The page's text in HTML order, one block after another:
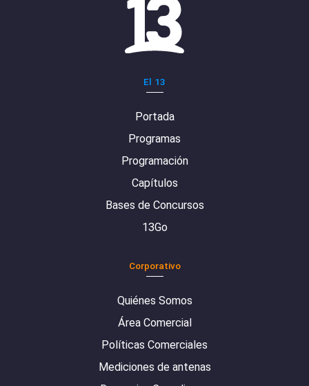
El 13
Portada
Programas
Programación
Capítulos
Bases de Concursos
13Go
Corporativo
Quiénes Somos
Área Comercial
Políticas Comerciales
Mediciones de antenas